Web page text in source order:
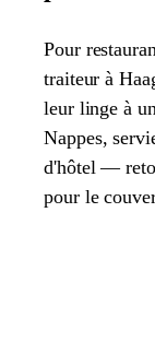
SERVICES
COMMENT
TARIFS
ZONE DE
Pour
traiteur à
leur linge à
Nappes,
d'hôtel —
pour le